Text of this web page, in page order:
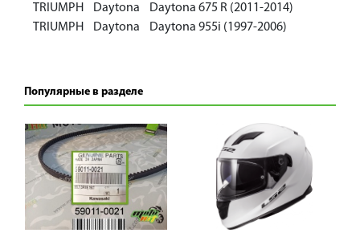
TRIUMPH Daytona Daytona 675 R (2011-2014)
TRIUMPH Daytona Daytona 955i (1997-2006)
Популярные в разделе